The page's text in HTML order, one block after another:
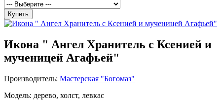
Купить
Икона " Ангел Хранитель с Ксенией и
мученицей Агафьей"
Производитель: Мастерская "Богомаз"
Модель: дерево, холст, левкас